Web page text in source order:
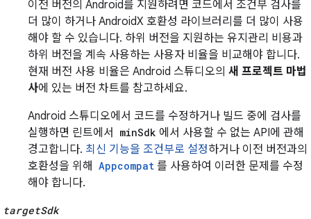
이전 버전의 Android를 지원하려면 코드에서 조건부 검사를
더 많이 하거나 AndroidX 호환성 라이브러리를 더 많이 사용
해야 할 수 있습니다. 하위 버전을 지원하는 유지관리 비용과
하위 버전을 계속 사용하는 사용자 비율을 비교해야 합니다.
현재 버전 사용 비율은 Android 스튜디오의 새 프로젝트 마법
사에 있는 버전 차트를 참고하세요.
Android 스튜디오에서 코드를 수정하거나 빌드 중에 검사를
실행하면 린트에서
minSdk 에서 사용할 수 없는 API에 관해
경고합니다. 최신 기능을 조건부로 설정하거나 이전 버전과의
호환성을 위해 Appcompat 를 사용하여 이러한 문제를 수정
해야 합니다.
targetSdk